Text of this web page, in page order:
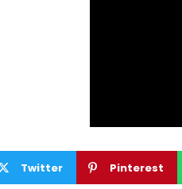
Twitter Pinterest